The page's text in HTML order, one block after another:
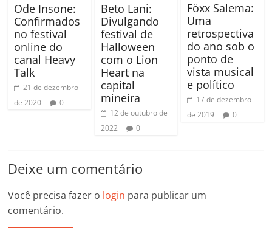
Ode Insone:
Confirmados
no festival
online do
canal Heavy
Talk
21 de dezembro
de 2020
0
Beto Lani:
Divulgando
festival de
Halloween
com o Lion
Heart na
capital
mineira
12 de outubro de
2022
0
Föxx Salema:
Uma
retrospectiva
do ano sob o
ponto de
vista musical
e político
17 de dezembro
de 2019
0
Deixe um comentário
Você precisa fazer o login para publicar um
comentário.